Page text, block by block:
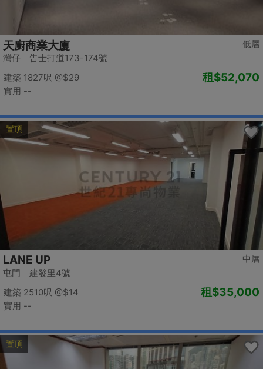
低層
天廚商業大廈
灣仔 告士打道173-174號
建築 1827呎 @$29
實用 --
租$52,070
置頂
中層
LANE UP
屯門 建發里4號
建築 2510呎 @$14
實用 --
租$35,000
置頂